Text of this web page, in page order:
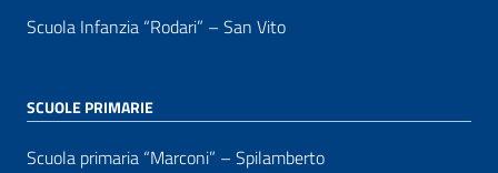
Scuola Infanzia “Rodari” – San Vito
SCUOLE PRIMARIE
Scuola primaria “Marconi” – Spilamberto